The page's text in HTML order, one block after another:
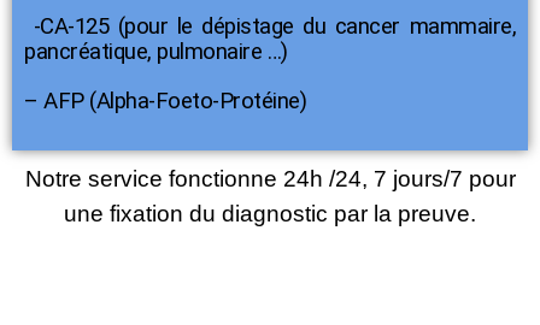
-CA-125 (pour le dépistage du cancer mammaire,
pancréatique, pulmonaire …)
– AFP (Alpha-Foeto-Protéine)
Notre service fonctionne 24h /24, 7 jours/7 pour
une fixation du diagnostic par la preuve.